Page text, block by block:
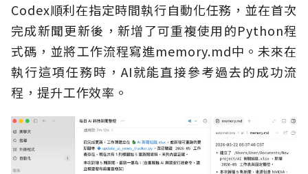
Codex順利在指定時間執行自動化任務，並在首次
完成新聞更新後，新增了可重複使用的Python程
式碼，並將工作流程寫進memory.md中。未來在
執行這項任務時，AI就能直接參考過去的成功流
程，提升工作效率。